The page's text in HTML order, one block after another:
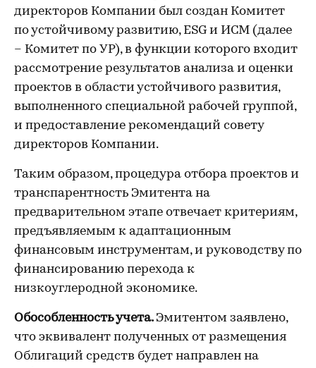
директоров Компании был создан Комитет
по устойчивому развитию, ESG и ИСМ (далее
– Комитет по УР), в функции которого входит
рассмотрение результатов анализа и оценки
проектов в области устойчивого развития,
выполненного специальной рабочей группой,
и предоставление рекомендаций совету
директоров Компании.
Таким образом, процедура отбора проектов и
транспарентность Эмитента на
предварительном этапе отвечает критериям,
предъявляемым к адаптационным
финансовым инструментам, и руководству по
финансированию перехода к
низкоуглеродной экономике.
Обособленность учета. Эмитентом заявлено,
что эквивалент полученных от размещения
Облигаций средств будет направлен на